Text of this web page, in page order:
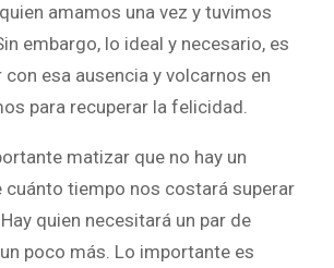
amamos una vez y tuvimos
embargo, lo ideal y necesario, es
con esa ausencia y volcarnos en
para recuperar la felicidad.
matizar que no hay un
cuánto tiempo nos costará superar
quien necesitará un par de
poco más. Lo importante es